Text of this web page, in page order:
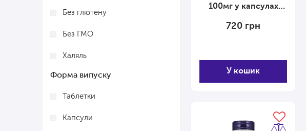
Без глютену
Без ГМО
Халяль
Без кукурудзи
Без пшениці
Без риби
Форма випуску
Таблетки
Капсули
100мг у капсулах
720 грн
У кошик